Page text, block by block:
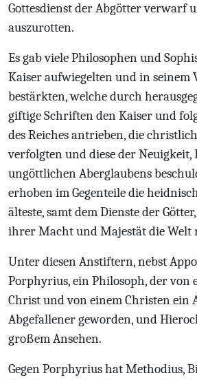
Gottesdienst der Abgötter verwarf
auszurotten.
Es gab viele Philosophen und
Kaiser aufwiegelten und in seinem
bestärkten, welche durch
giftige Schriften den Kaiser und
des Reiches antrieben, die
verfolgten und diese der Neuigkeit,
ungöttlichen Aberglaubens
erhoben im Gegenteile die
älteste, samt dem Dienste der
ihrer Macht und Majestät die Welt
Unter diesen Anstiftern, nebst
Porphyrius, ein Philosoph, der von
Christ und von einem Christen ein
Abgefallener geworden, und
großem Ansehen.
Gegen Porphyrius hat Methodius,